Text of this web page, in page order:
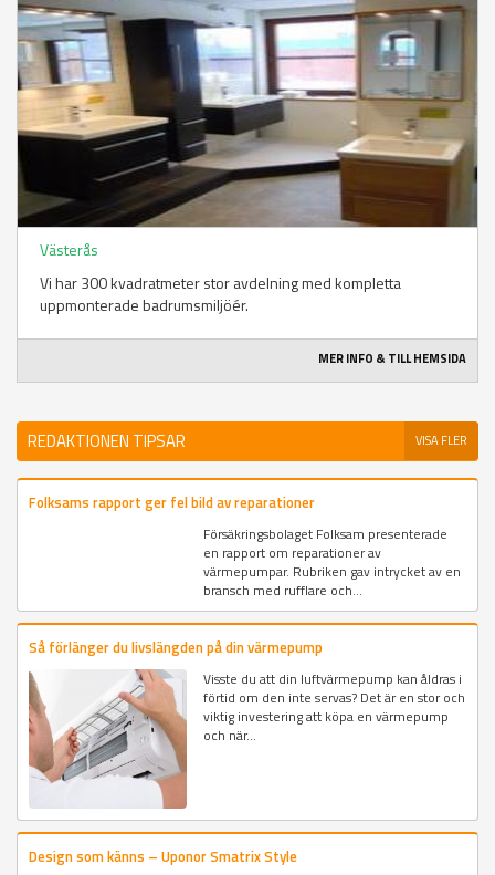
Västerås
Vi har 300 kvadratmeter stor avdelning med kompletta
uppmonterade badrumsmiljöér.
MER INFO & TILL HEMSIDA
REDAKTIONEN TIPSAR VISA FLER
Folksams rapport ger fel bild av reparationer
Försäkringsbolaget Folksam presenterade
en rapport om reparationer av
värmepumpar. Rubriken gav intrycket av en
bransch med rufflare och...
Så förlänger du livslängden på din värmepump
Visste du att din luftvärmepump kan åldras i
förtid om den inte servas? Det är en stor och
viktig investering att köpa en värmepump
och när...
Design som känns – Uponor Smatrix Style